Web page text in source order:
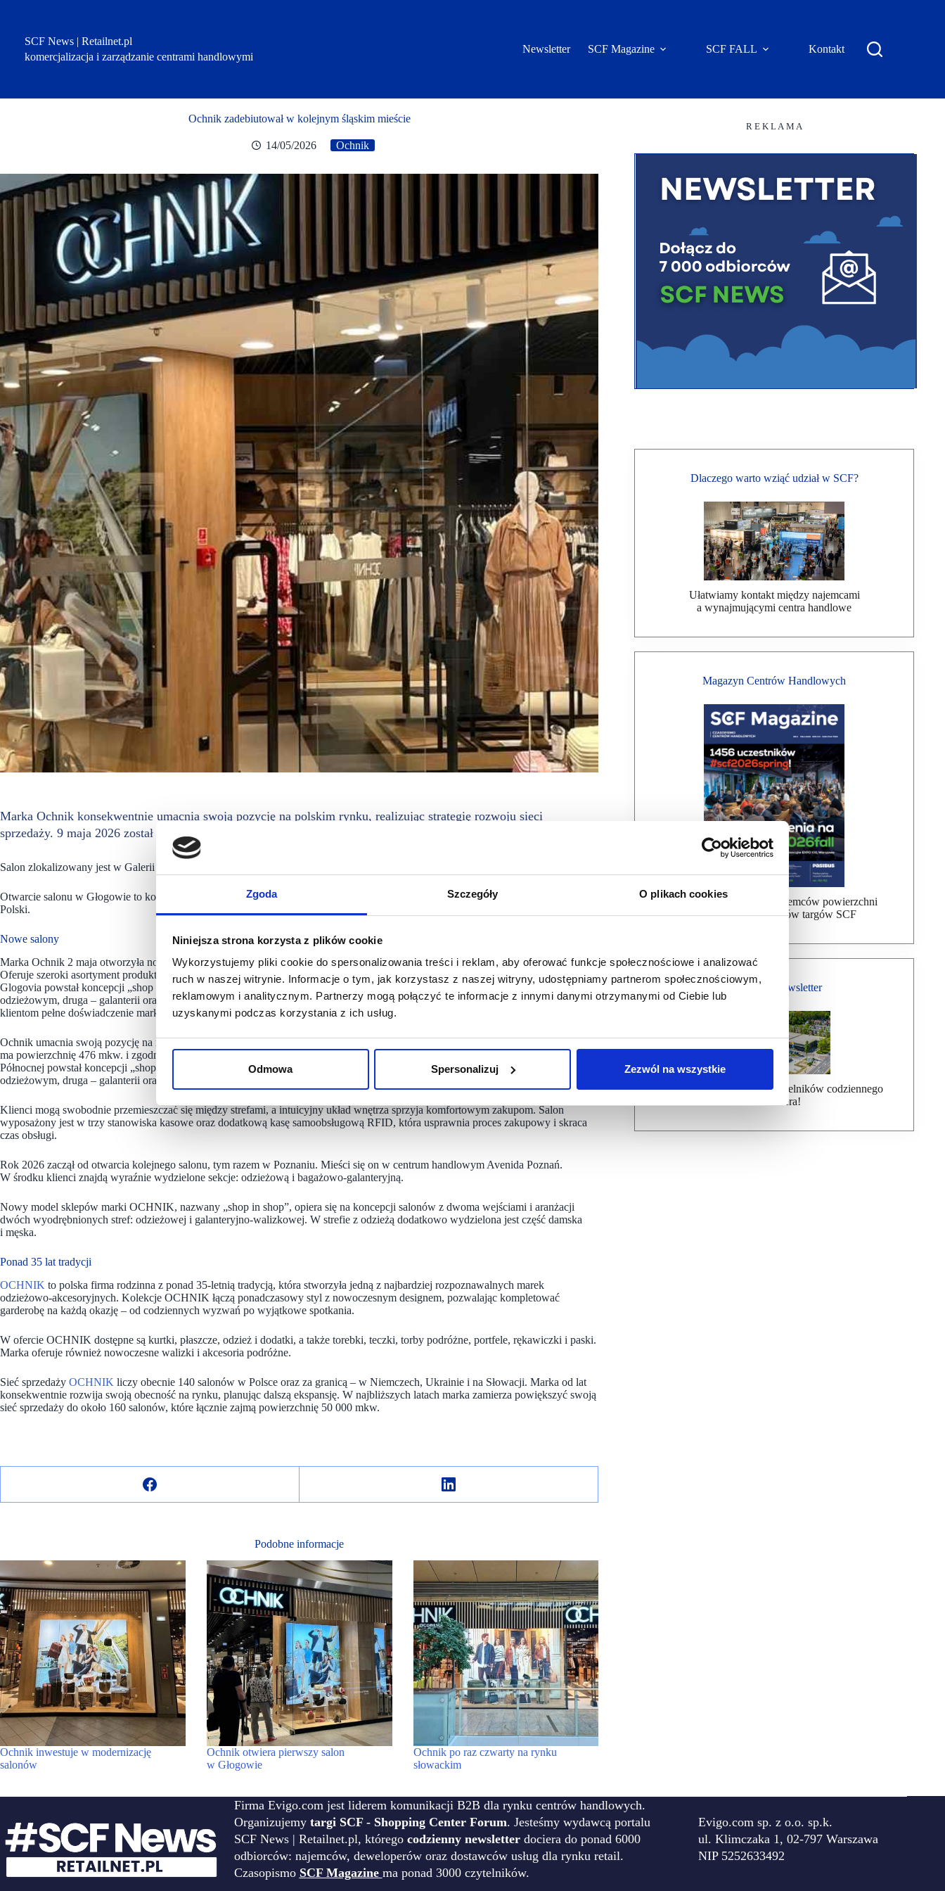
Zgoda Szczegóły O plikach cookies
Niniejsza strona korzysta z plików cookie
Wykorzystujemy pliki cookie do spersonalizowania treści i reklam, aby oferować funkcje społecznościowe i analizować
ruch w naszej witrynie. Informacje o tym, jak korzystasz z naszej witryny, udostępniamy partnerom społecznościowym,
reklamowym i analitycznym. Partnerzy mogą połączyć te informacje z innymi danymi otrzymanymi od Ciebie lub
uzyskanymi podczas korzystania z ich usług.
Odmowa Spersonalizuj Zezwól na wszystkie
SCF News | Retailnet.pl
komercjalizacja i zarządzanie centrami handlowymi
Newsletter SCF Magazine SCF FALL Kontakt
Ochnik zadebiutował w kolejnym śląskim mieście
14/05/2026 Ochnik
Marka Ochnik konsekwentnie umacnia swoją pozycję na polskim rynku, realizując strategię rozwoju sieci
sprzedaży. 9 maja 2026 został otwarty pierwszy salon w Jastrzębiu Zdroju.
Salon zlokalizowany jest w Galerii Zdrój w Jastrzębiu Zdroju obok sklepów Quiosque i Ryłko.
Otwarcie salonu w Głogowie to kolejny krok w zwiększaniu dostępności marki i wzmacnianiu jej obecności w różnych regionach
Polski.
Nowe salony
Marka Ochnik 2 maja otworzyła nową lokalizację w Galerii Glogovia w Głogowie. Nowy sklep zajmuje powierzchnię 439 mkw.
Oferuje szeroki asortyment produktów – od odzieży skórzanej i tekstylnej po dodatki oraz akcesoria podróżne. Nowy salon w Galerii
Glogovia powstał koncepcji „shop in shop” – OCHNIK oraz OCHNIK accessories: pierwsza dedykowana jest kolekcjom
odzieżowym, druga – galanterii oraz bagażowi. Przestrzeń została zaprojektowana tak, aby zapewnić komfort zakupów i umożliwić
klientom pełne doświadczenie marki.
Ochnik umacnia swoją pozycję na rynku i marzec rozpoczął od otwarcia kolejnego salonu w Warszawie. Nasz nowy sklep
ma powierzchnię 476 mkw. i zgodnie z aktualną koncepcją aranżacyjną został podzielony na dwie strefy. Nowy salon w Galerii
Północnej powstał koncepcji „shop in shop” – OCHNIK oraz OCHNIK accessories: pierwsza dedykowana jest kolekcjom
odzieżowym, druga – galanterii oraz bagażowi.
Klienci mogą swobodnie przemieszczać się między strefami, a intuicyjny układ wnętrza sprzyja komfortowym zakupom. Salon
wyposażony jest w trzy stanowiska kasowe oraz dodatkową kasę samoobsługową RFID, która usprawnia proces zakupowy i skraca
czas obsługi.
Rok 2026 zaczął od otwarcia kolejnego salonu, tym razem w Poznaniu. Mieści się on w centrum handlowym Avenida Poznań.
W środku klienci znajdą wyraźnie wydzielone sekcje: odzieżową i bagażowo-galanteryjną.
Nowy model sklepów marki OCHNIK, nazwany „shop in shop”, opiera się na koncepcji salonów z dwoma wejściami i aranżacji
dwóch wyodrębnionych stref: odzieżowej i galanteryjno-walizkowej. W strefie z odzieżą dodatkowo wydzielona jest część damska
i męska.
Ponad 35 lat tradycji
OCHNIK to polska firma rodzinna z ponad 35-letnią tradycją, która stworzyła jedną z najbardziej rozpoznawalnych marek
odzieżowo-akcesoryjnych. Kolekcje OCHNIK łączą ponadczasowy styl z nowoczesnym designem, pozwalając kompletować
garderobę na każdą okazję – od codziennych wyzwań po wyjątkowe spotkania.
W ofercie OCHNIK dostępne są kurtki, płaszcze, odzież i dodatki, a także torebki, teczki, torby podróżne, portfele, rękawiczki i paski.
Marka oferuje również nowoczesne walizki i akcesoria podróżne.
Sieć sprzedaży OCHNIK liczy obecnie 140 salonów w Polsce oraz za granicą – w Niemczech, Ukrainie i na Słowacji. Marka od lat
konsekwentnie rozwija swoją obecność na rynku, planując dalszą ekspansję. W najbliższych latach marka zamierza powiększyć swoją
sieć sprzedaży do około 160 salonów, które łącznie zajmą powierzchnię 50 000 mkw.
Podobne informacje
Ochnik inwestuje w modernizację
salonów
Ochnik otwiera pierwszy salon
w Głogowie
Ochnik po raz czwarty na rynku
słowackim
R E K L A M A
Dlaczego warto wziąć udział w SCF?
Ułatwiamy kontakt między najemcami
a wynajmującymi centra handlowe
Magazyn Centrów Handlowych
Bezpłatna wysyłka dla najemców powierzchni
handlowej, uczestników targów SCF
Bezpłatny Newsletter
Dołącz do ponad 7000 czytelników codziennego
newslettera!
Firma Evigo.com jest liderem komunikacji B2B dla rynku centrów handlowych.
Organizujemy targi SCF - Shopping Center Forum. Jesteśmy wydawcą portalu
SCF News | Retailnet.pl, którego codzienny newsletter dociera do ponad 6000
odbiorców: najemców, deweloperów oraz dostawców usług dla rynku retail.
Czasopismo SCF Magazine ma ponad 3000 czytelników.
Evigo.com sp. z o.o. sp.k.
ul. Klimczaka 1, 02-797 Warszawa
NIP 5252633492